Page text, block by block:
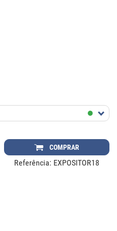
COMPRAR
Referência: EXPOSITOR18